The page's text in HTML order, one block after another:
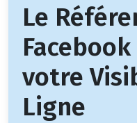
Le
votre
Ligne